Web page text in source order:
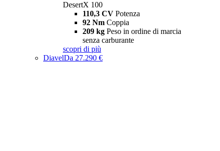
DesertX 100
110,3 CV Potenza
92 Nm Coppia
209 kg Peso in ordine di marcia
senza carburante
scopri di più
DiavelDa 27.290 €